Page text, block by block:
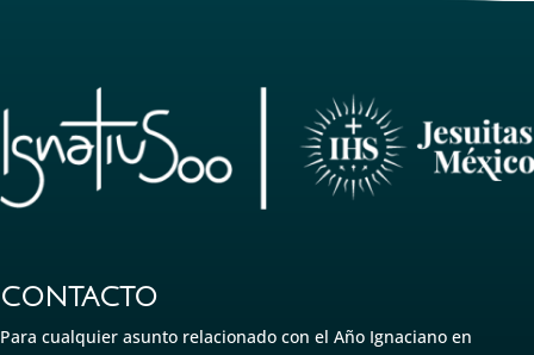
CONTACTO
Para cualquier asunto relacionado con el Año Ignaciano en